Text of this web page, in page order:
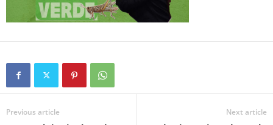
Previous article Next article